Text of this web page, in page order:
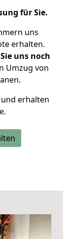
für Sie.
uns
erhalten.
uns noch
Umzug von
erhalten